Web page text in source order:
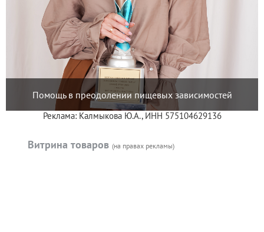
Помощь в преодолении пищевых зависимостей
Реклама: Калмыкова Ю.А., ИНН 575104629136
Витрина товаров (на правах рекламы)